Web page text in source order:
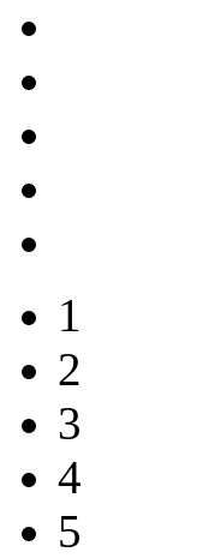
1
2
3
4
5